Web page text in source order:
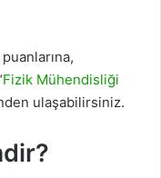
Fizik Mühendisliği
ulaşabilirsiniz.